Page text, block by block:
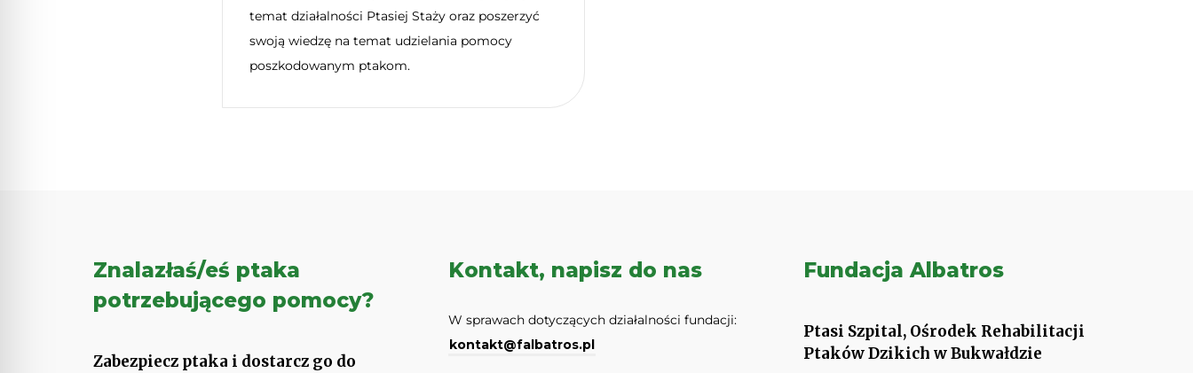
temat działalności Ptasiej Staży oraz poszerzyć
swoją wiedzę na temat udzielania pomocy
poszkodowanym ptakom.
Znalazłaś/eś ptaka
potrzebującego pomocy?
Zabezpiecz ptaka i dostarcz go do
Kontakt, napisz do nas
W sprawach dotyczących działalności fundacji:
kontakt@falbatros.pl
Fundacja Albatros
Ptasi Szpital, Ośrodek Rehabilitacji
Ptaków Dzikich w Bukwałdzie